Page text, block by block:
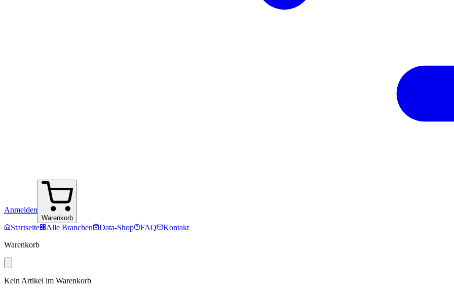
Anmelden
Warenkorb
Startseite Alle Branchen Data-Shop FAQ
Kontakt
Warenkorb
Kein Artikel im Warenkorb